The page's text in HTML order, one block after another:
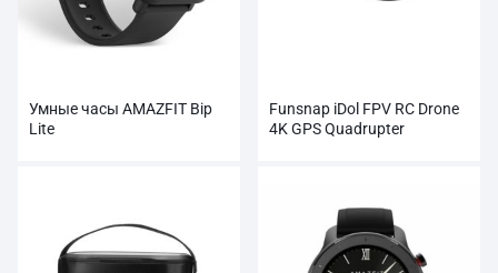
Умные часы AMAZFIT Bip
Lite
Funsnap iDol FPV RC Drone
4K GPS Quadrupter